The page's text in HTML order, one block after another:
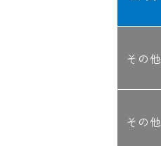
その他
その他